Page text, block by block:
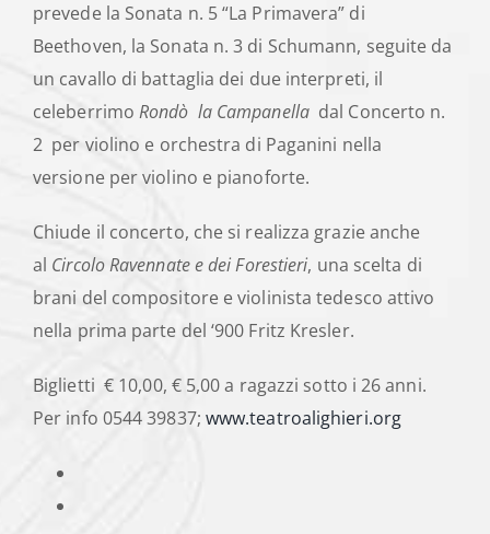
prevede la Sonata n. 5 “La Primavera” di
Beethoven, la Sonata n. 3 di Schumann, seguite da
un cavallo di battaglia dei due interpreti, il
celeberrimoRondò la Campanella dal Concerto n.
2 per violino e orchestra di Paganini nella
versione per violino e pianoforte.
Chiude il concerto, che si realizza grazie anche
al Circolo Ravennate e dei Forestieri, una scelta di
brani del compositore e violinista tedesco attivo
nella prima parte del ‘900 Fritz Kresler.
Biglietti € 10,00, € 5,00 a ragazzi sotto i 26 anni.
Per info 0544 39837; www.teatroalighieri.org